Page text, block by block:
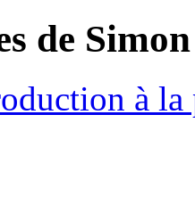
de
à la